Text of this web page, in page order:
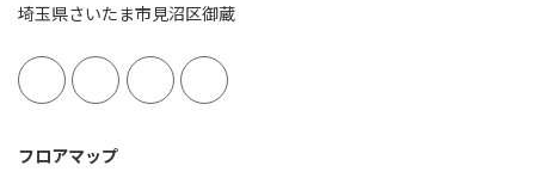
埼玉県さいたま市見沼区御蔵
フロアマップ